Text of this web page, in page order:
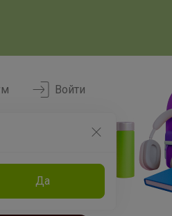
Да
Войти
Эксперты